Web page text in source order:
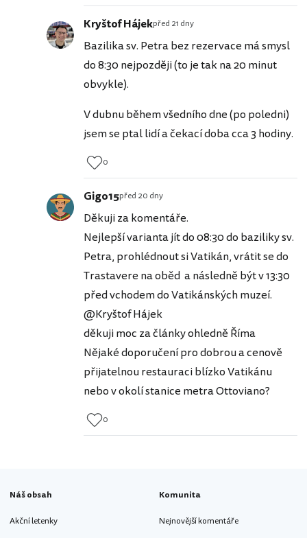
Kryštof Hájekpřed 21 dny
Bazilika sv. Petra bez rezervace má smysl
do 8:30 nejpozději (to je tak na 20 minut
obvykle).
V dubnu během všedního dne (po poledni)
jsem se ptal lidí a čekací doba cca 3 hodiny.
0
Gigo15před 20 dny
Děkuji za komentáře.
Nejlepší varianta jít do 08:30 do baziliky sv.
Petra, prohlédnout si Vatikán, vrátit se do
Trastavere na oběd a následně být v 13:30
před vchodem do Vatikánských muzeí.
@Kryštof Hájek
děkuji moc za články ohledně Říma
Nějaké doporučení pro dobrou a cenově
přijatelnou restauraci blízko Vatikánu
nebo v okolí stanice metra Ottoviano?
0
Náš obsah
Akční letenky
Komunita
Nejnovější komentáře